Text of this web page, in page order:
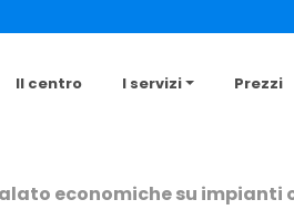
Il centro I servizi Prezzi
economiche su